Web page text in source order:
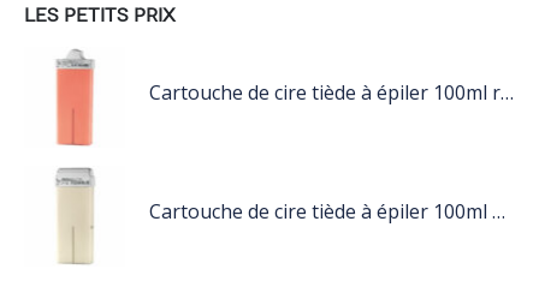
LES PETITS PRIX
Cartouche de cire tiède à épiler 100ml rose
Cartouche de cire tiède à épiler 100ml blanc